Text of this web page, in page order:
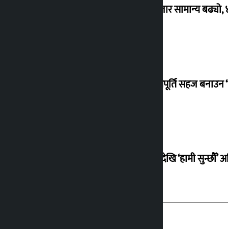
शेयर बजार सामान्य
ग्याँस आपूर्ति सहज
सोमबारदेखि ‘हामी